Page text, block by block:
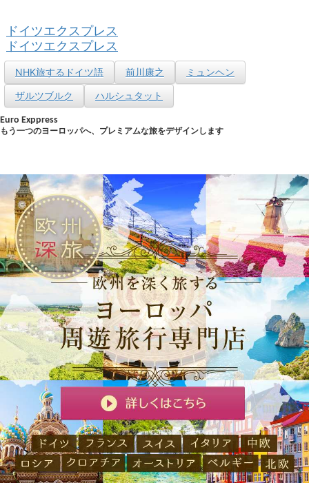
ドイツエクスプレス
ドイツエクスプレス
NHK旅するドイツ語 前川康之
ミュンヘン
ザルツブルク
ハルシュタット
Euro Exppress
もう一つのヨーロッパへ、プレミアムな旅をデザインします